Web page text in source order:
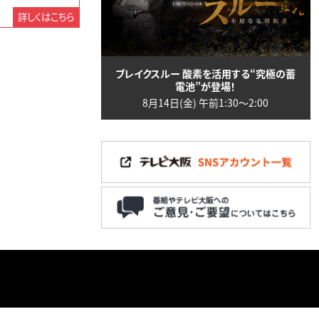
詳しくはこちら
ブレイクスルー 酸素を活用する“究極の蓄
電池”が登場！
8月14日(金) 午前1:30〜2:00